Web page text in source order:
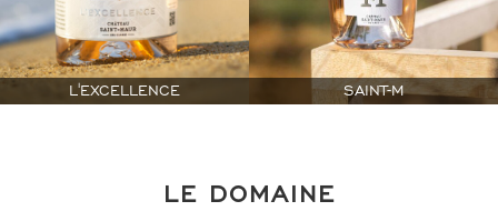
L'EXCELLENCE SAINT-M
LE DOMAINE